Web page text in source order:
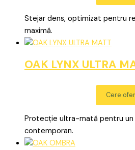
Stejar dens, optimizat pentru
maximă.
OAK LYNX ULTRA
Cere
Protecție ultra-mată pentru
contemporan.